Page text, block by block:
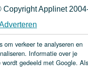
om verkeer te analyseren en
Informatie over je
wordt gedeeld met Google.
Copyright Applinet